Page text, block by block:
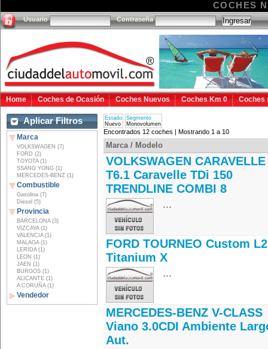
COCHES
Usuario Contraseña
Home Coches de Ocasión Coches Nuevos Coches Km 0 Coches
Aplicar Filtros
Marca
VOLKSWAGEN (7)
FORD (2)
TOYOTA (1)
SSANG YONG (1)
MERCEDES-BENZ (1)
Combustible
Gasolina (7)
Diesel (5)
Provincia
BARCELONA (3)
VIZCAYA (1)
VALENCIA (1)
MALAGA (1)
LERIDA (1)
LEON (1)
JAEN (1)
BURGOS (1)
ALICANTE (1)
A CORUÑA (1)
Vendedor
Estado
Nuevo
Segmento
Monovolumen
Encontrados 12 coches | Mostrando 1 a 10
Marca / Modelo
VOLKSWAGEN CARAVELLE
T6.1 Caravelle TDi 150
TRENDLINE COMBI 8
...
FORD TOURNEO Custom L2
Titanium X
...
MERCEDES-BENZ V-CLASS
Viano 3.0CDI Ambiente
Aut.